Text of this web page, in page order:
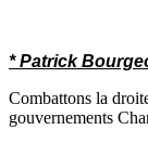
* Patrick
Combattons la
gouvernements